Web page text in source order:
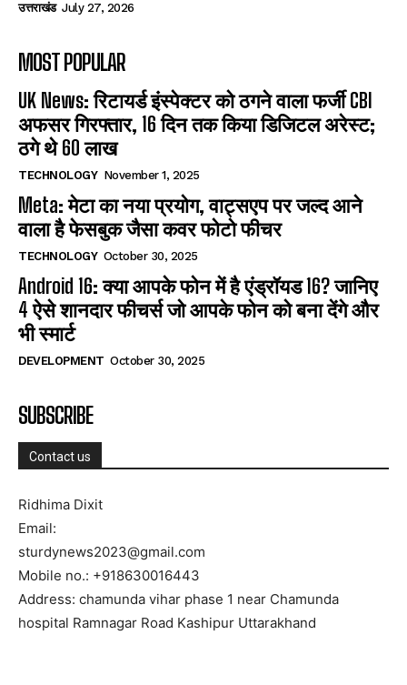
उत्तराखंड July 27, 2026
MOST POPULAR
UK News: रिटायर्ड इंस्पेक्टर को ठगने वाला फर्जी CBI
अफसर गिरफ्तार, 16 दिन तक किया डिजिटल अरेस्ट;
ठगे थे 60 लाख
TECHNOLOGY November 1, 2025
Meta: मेटा का नया प्रयोग, वाट्सएप पर जल्द आने
वाला है फेसबुक जैसा कवर फोटो फीचर
TECHNOLOGY October 30, 2025
Android 16: क्या आपके फोन में है एंड्रॉयड 16? जानिए
4 ऐसे शानदार फीचर्स जो आपके फोन को बना देंगे और
भी स्मार्ट
DEVELOPMENT October 30, 2025
SUBSCRIBE
Contact us
Ridhima Dixit
Email:
sturdynews2023@gmail.com
Mobile no.: +918630016443
Address: chamunda vihar phase 1 near Chamunda
hospital Ramnagar Road Kashipur Uttarakhand